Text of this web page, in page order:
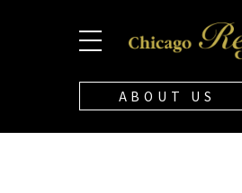
ABOUT US